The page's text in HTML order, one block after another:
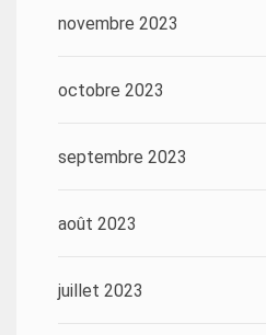
novembre 2023
octobre 2023
septembre 2023
août 2023
juillet 2023